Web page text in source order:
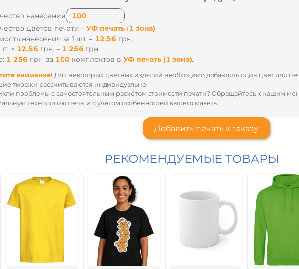
нанесений
цветов печати – УФ печать (1 зона)
нанесения за 1 шт. = 12.56 грн.
× 12.56 грн. = 1 256 грн.
1 256 грн. за 100 комплектов в УФ печать (1 зона).
внимание! Для некоторых цветных изделий необходимо добавлять один цвет для
тиражи рассчитываются индивидуально.
проблемы с самостоятельным расчётом стоимости печати? Обращайтесь к нашим
технологию печати с учётом особенностей вашего макета.
Добавить печать к заказу
РЕКОМЕНДУЕМЫЕ ТОВАРЫ